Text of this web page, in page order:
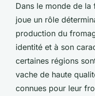
Dans le monde de la
joue un rôle
production du
identité et à son
certaines régions
vache de haute
connues pour leur